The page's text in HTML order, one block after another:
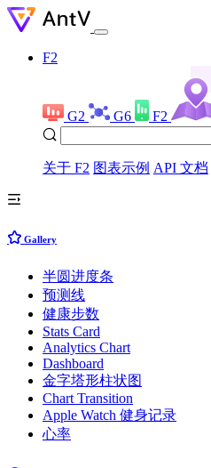
F2
G2 G6 F2
关于 F2 图表示例 API 文档
Gallery
半圆进度条
预测线
健康步数
Stats Card
Analytics Chart
Dashboard
金字塔形柱状图
Chart Transition
Apple Watch 健身记录
心率